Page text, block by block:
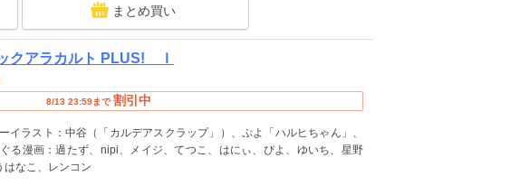
まとめ買い
クアラカルト PLUS! Ｉ
8/13 23:59まで 割引中
ラスト：中谷（「カルデアスクラップ」）、ぷよ「ハルヒちゃん」、
る漫画：過たず、nipi、メイジ、てつこ、はにぃ、ぴよ、ゆいち、星野
はなこ、レンコン